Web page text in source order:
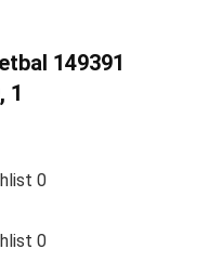
149391
1
0
0